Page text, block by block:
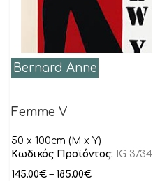
Bernard Anne
Femme V
50 x 100cm (M x Y)
Κωδικός Προϊόντος:
IG 3734
145.00€ – 185.00€